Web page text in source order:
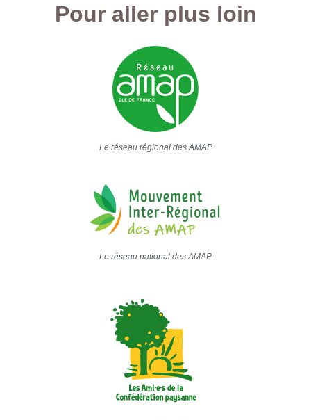
Pour aller plus loin
Le réseau régional des AMAP
Le réseau national des AMAP